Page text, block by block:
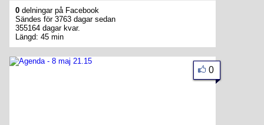
0 delningar på Facebook
Sändes för 3763 dagar sedan
355164 dagar kvar.
Längd: 45 min
0